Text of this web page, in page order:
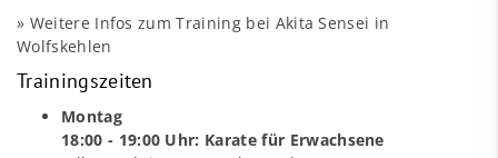
» Weitere Infos zum Training bei Akita Sensei in
Wolfskehlen
Trainingszeiten
Montag
18:00 - 19:00 Uhr: Karate für Erwachsene